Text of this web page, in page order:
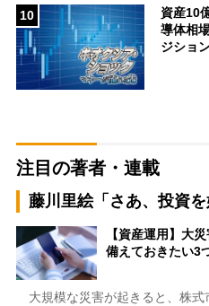
10
資産10
導体相
ジショ
注目の著者・連載
藤川里絵「さあ、投資を
【資産運用】大
備えておきたい3
大規模な災害が起きると、株式